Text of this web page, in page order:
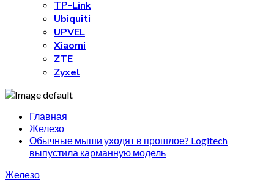
TP-Link
Ubiquiti
UPVEL
Xiaomi
ZTE
Zyxel
Главная
Железо
Обычные мыши уходят в прошлое? Logitech
выпустила карманную модель
Железо